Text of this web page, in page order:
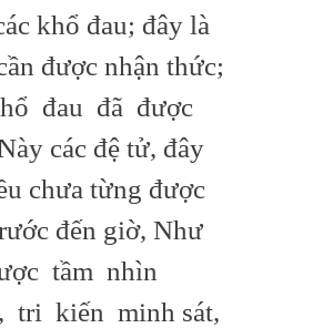
khổ đau; đây là
được nhận thức;
đau đã được
các đệ tử, đây
chưa từng được
đến giờ, Như
tầm nhìn
tri kiến minh sát,